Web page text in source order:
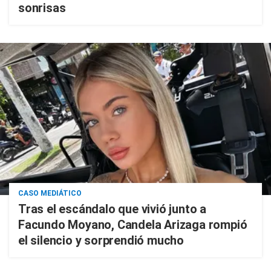
sonrisas
CASO MEDIÁTICO
Tras el escándalo que vivió junto a
Facundo Moyano, Candela Arizaga rompió
el silencio y sorprendió mucho